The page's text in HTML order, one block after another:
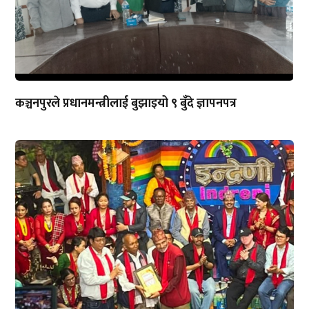
कञ्चनपुरले प्रधानमन्त्रीलाई बुझाइयो ९ बुँदे ज्ञापनपत्र